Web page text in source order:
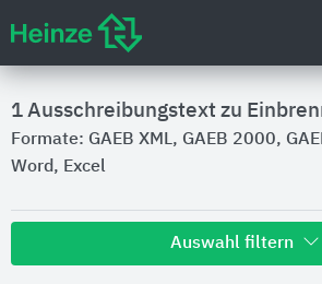
1 Ausschreibungstext zu
Formate: GAEB XML, GAEB 2000,
Word, Excel
Auswahl filtern